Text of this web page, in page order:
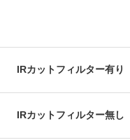
IRカットフィルター有り
IRカットフィルター無し